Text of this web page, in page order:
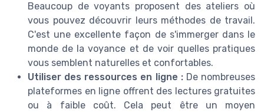
Beaucoup de voyants proposent des ateliers où
vous pouvez découvrir leurs méthodes de travail.
C'est une excellente façon de s'immerger dans le
monde de la voyance et de voir quelles pratiques
vous semblent naturelles et confortables.
Utiliser des ressources en ligne :De nombreuses
plateformes en ligne offrent des lectures gratuites
ou à faible coût. Cela peut être un moyen